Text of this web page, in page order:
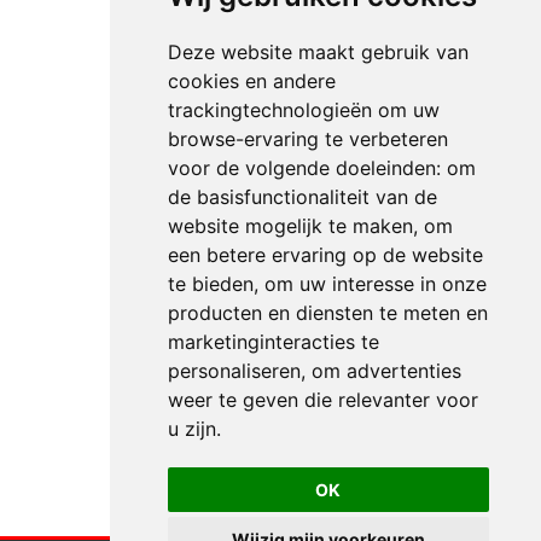
Deze website maakt gebruik van
cookies en andere
trackingtechnologieën om uw
browse-ervaring te verbeteren
voor de volgende doeleinden: om
de basisfunctionaliteit van de
website mogelijk te maken, om
een betere ervaring op de website
te bieden, om uw interesse in onze
producten en diensten te meten en
marketinginteracties te
personaliseren, om advertenties
weer te geven die relevanter voor
u zijn.
OK